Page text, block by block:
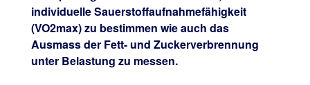
individuelle Sauerstoffaufnahmefähigkeit
(VO2max) zu bestimmen wie auch das
Ausmass der Fett- und Zuckerverbrennung
unter Belastung zu messen.